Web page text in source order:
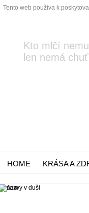
Tento web používa k
Kto mlčí
len nemá
HOME KRÁSA A